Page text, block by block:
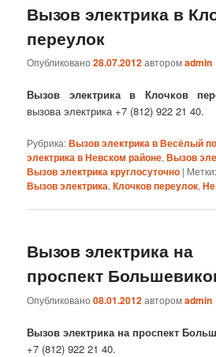
Вызов электрика в
переулок
Опубликовано28.07.2012авторомadmin
Вызов электрика в Клочков
вызова электрика +7 (812) 922 21 40.
Рубрика:Вызов электрика в Весёлый
электрика в Невском районе,Вызов
Вызов электрика круглосуточно | Метки:
Вызов электрика,Клочков переулок,
Вызов электрика на
проспект
Опубликовано08.01.2012авторомadmin
Вызов электрика на проспект
+7 (812) 922 21 40.